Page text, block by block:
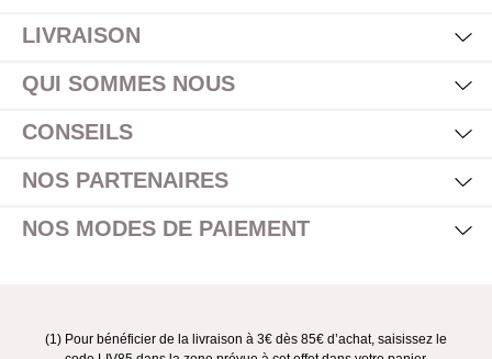
LIVRAISON
QUI SOMMES NOUS
CONSEILS
NOS PARTENAIRES
NOS MODES DE PAIEMENT
(1) Pour bénéficier de la livraison à 3€ dès 85€ d’achat, saisissez le